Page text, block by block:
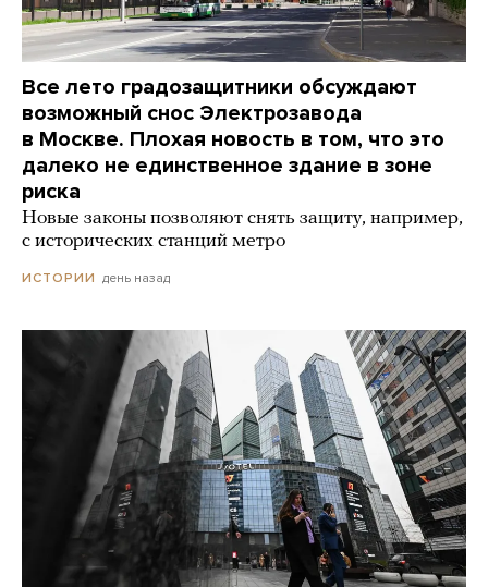
Все лето градозащитники обсуждают
возможный снос Электрозавода
в Москве. Плохая новость в том, что это
далеко не единственное здание в зоне
риска
Новые законы позволяют снять защиту, например,
с исторических станций метро
ИСТОРИИ день назад